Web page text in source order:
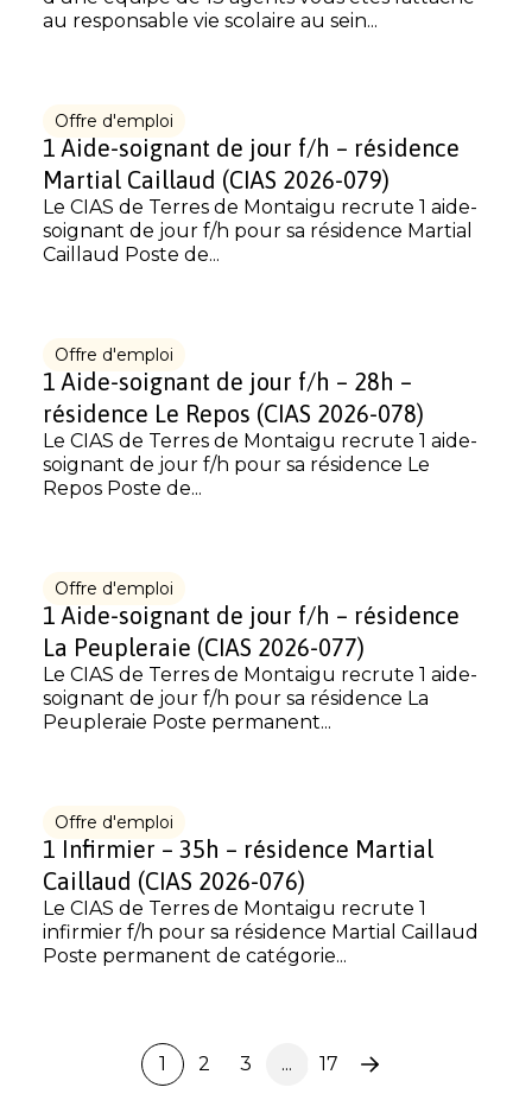
au responsable vie scolaire au sein...
Offre d'emploi
1 Aide-soignant de jour f/h – résidence
Martial Caillaud (CIAS 2026-079)
Le CIAS de Terres de Montaigu recrute 1 aide-
soignant de jour f/h pour sa résidence Martial
Caillaud Poste de...
Offre d'emploi
1 Aide-soignant de jour f/h – 28h –
résidence Le Repos (CIAS 2026-078)
Le CIAS de Terres de Montaigu recrute 1 aide-
soignant de jour f/h pour sa résidence Le
Repos Poste de...
Offre d'emploi
1 Aide-soignant de jour f/h – résidence
La Peupleraie (CIAS 2026-077)
Le CIAS de Terres de Montaigu recrute 1 aide-
soignant de jour f/h pour sa résidence La
Peupleraie Poste permanent...
Offre d'emploi
1 Infirmier – 35h – résidence Martial
Caillaud (CIAS 2026-076)
Le CIAS de Terres de Montaigu recrute 1
infirmier f/h pour sa résidence Martial Caillaud
Poste permanent de catégorie...
1 2 3 ... 17
Page